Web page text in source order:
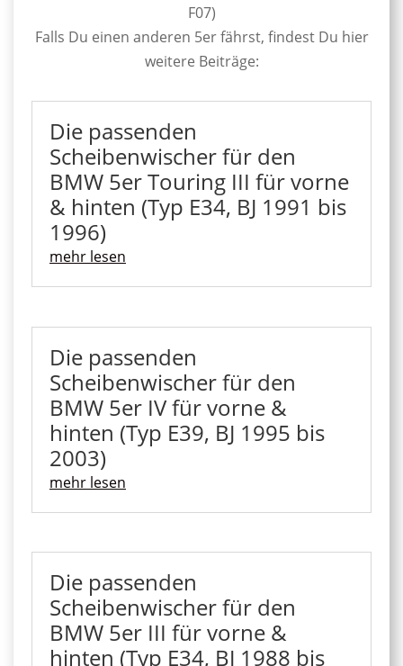
F07)
Falls Du einen anderen 5er fährst, findest Du hier
weitere Beiträge:
Die passenden
Scheibenwischer für den
BMW 5er Touring III für vorne
& hinten (Typ E34, BJ 1991 bis
1996)
mehr lesen
Die passenden
Scheibenwischer für den
BMW 5er IV für vorne &
hinten (Typ E39, BJ 1995 bis
2003)
mehr lesen
Die passenden
Scheibenwischer für den
BMW 5er III für vorne &
hinten (Typ E34, BJ 1988 bis